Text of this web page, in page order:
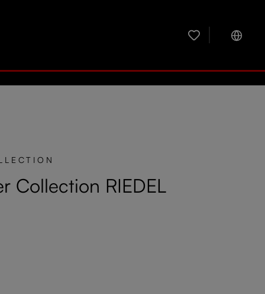
Tienes 0 artículos
Collection RIEDEL